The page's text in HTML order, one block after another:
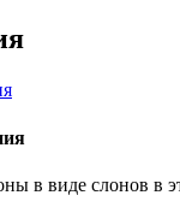
в виде слонов в